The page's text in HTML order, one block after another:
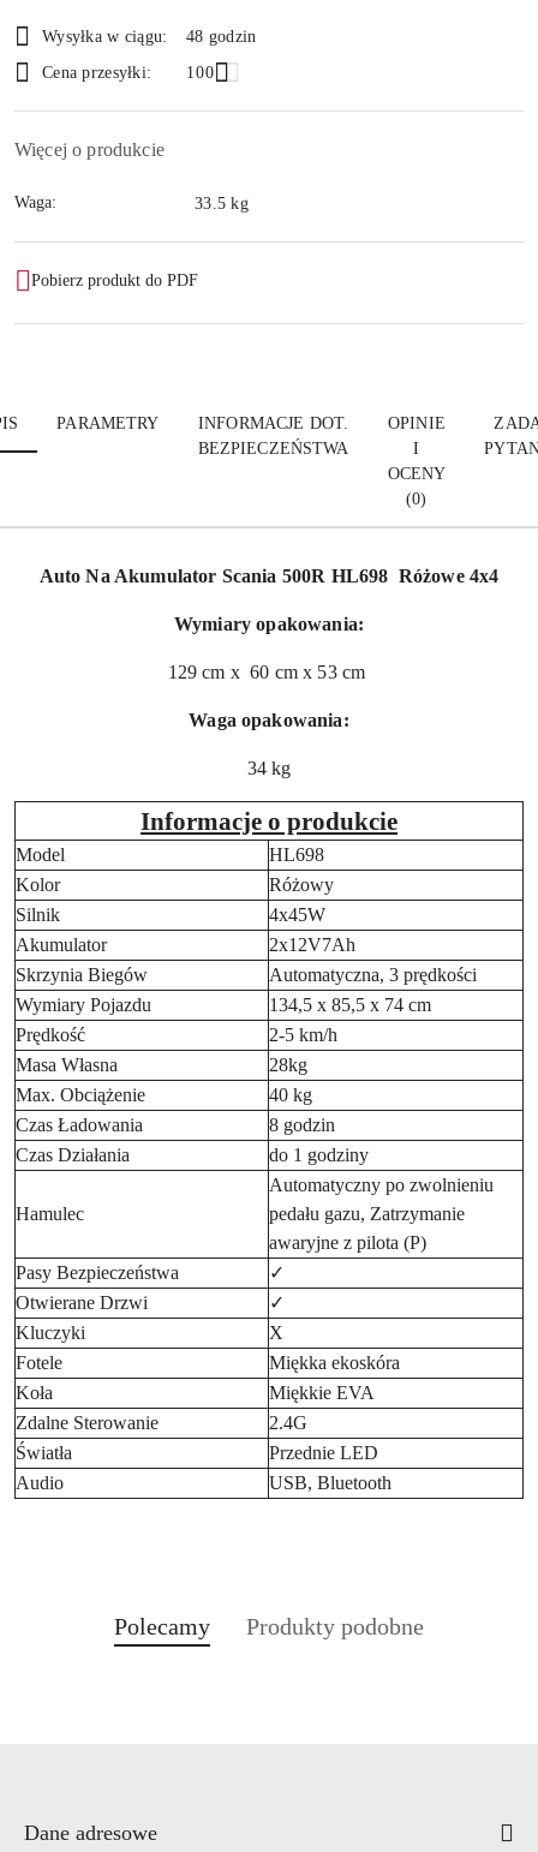
i
dostawa
Wysyłka w ciągu:
48 godzin
Cena przesyłki:
100
Więcej o produkcie
Waga: 33.5 kg
Pobierz produkt do PDF
PARAMETRY
INFORMACJE DOT.
BEZPIECZEŃSTWA
OPINIE
I
OCENY
(0)
Auto Na Akumulator Scania 500R HL698 Różowe 4x4
Wymiary opakowania:
129 cm x 60 cm x 53 cm
Waga opakowania:
34 kg
Informacje o produkcie
Model
HL698
Kolor
Różowy
Silnik
4x45W
Akumulator
2x12V7Ah
Skrzynia Biegów
Automatyczna, 3 prędkości
Wymiary Pojazdu
134,5 x 85,5 x 74 cm
Prędkość
2-5 km/h
Masa Własna
28kg
Max. Obciążenie
40 kg
Czas Ładowania
8 godzin
Czas Działania
do 1 godziny
Hamulec
Automatyczny po zwolnieniu
pedału gazu, Zatrzymanie
awaryjne z pilota (P)
Pasy Bezpieczeństwa
✓
Otwierane Drzwi
✓
Kluczyki
X
Fotele
Miękka ekoskóra
Koła
Miękkie EVA
Zdalne Sterowanie
2.4G
Światła
Przednie LED
Audio
USB, Bluetooth
Pomiń karuzelę produktów
Produkty
o
Polecamy
Produkty
Produkty podobne
Dane adresowe